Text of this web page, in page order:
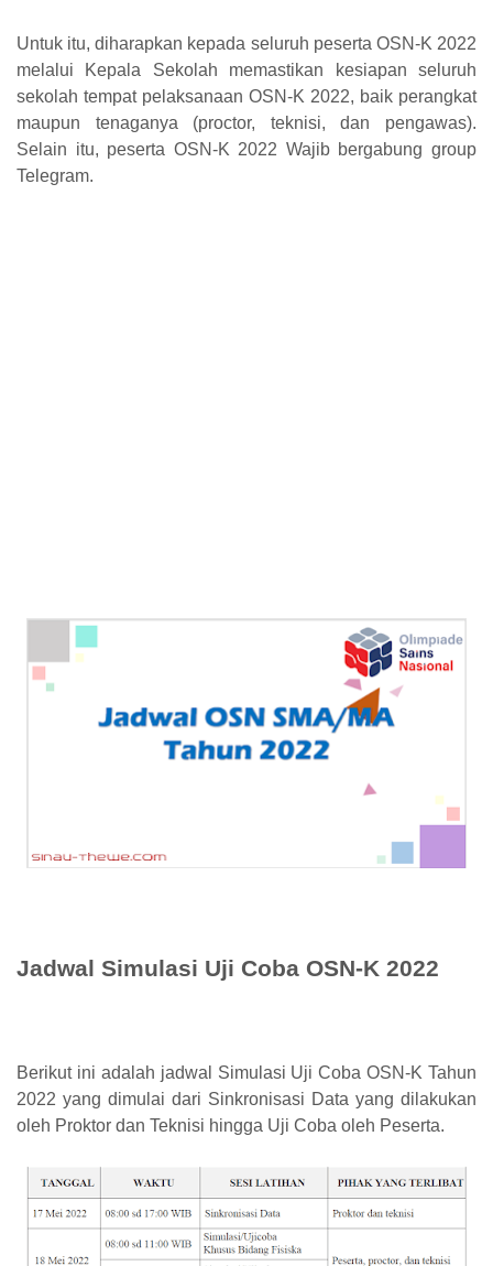
Untuk itu, diharapkan kepada seluruh peserta OSN-K 2022
melalui Kepala Sekolah memastikan kesiapan seluruh
sekolah tempat pelaksanaan OSN-K 2022, baik perangkat
maupun tenaganya (proctor, teknisi, dan pengawas).
Selain itu, peserta OSN-K 2022 Wajib bergabung group
Telegram.
Jadwal Simulasi Uji Coba OSN-K 2022
Berikut ini adalah jadwal Simulasi Uji Coba OSN-K Tahun
2022 yang dimulai dari Sinkronisasi Data yang dilakukan
oleh Proktor dan Teknisi hingga Uji Coba oleh Peserta.